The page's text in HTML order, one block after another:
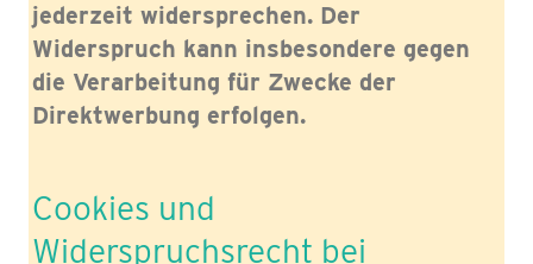
jederzeit widersprechen. Der
Widerspruch kann insbesondere gegen
die Verarbeitung für Zwecke der
Direktwerbung erfolgen.
Cookies und
Widerspruchsrecht bei